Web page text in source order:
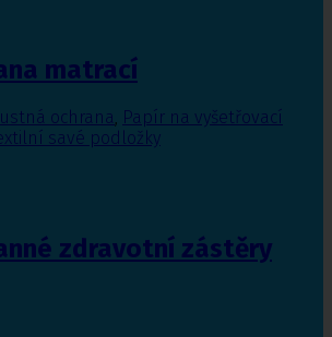
matrací
ochrana, Papír na vyšetřovací
savé podložky
zdravotní zástěry